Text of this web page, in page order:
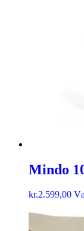
Mindo
kr.2.599,00